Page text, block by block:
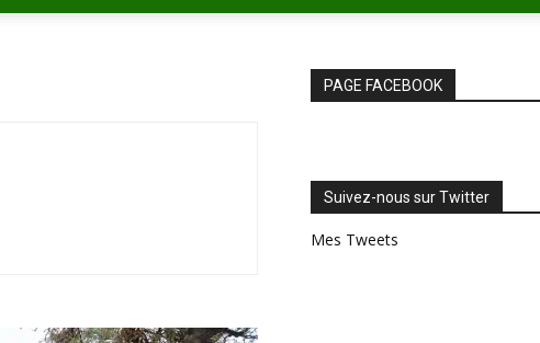
PAGE FACEBOOK
Suivez-nous sur Twitter
Mes Tweets